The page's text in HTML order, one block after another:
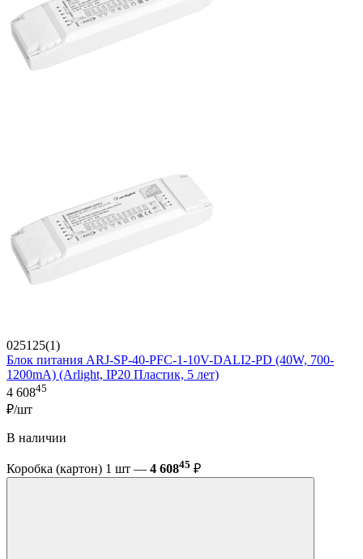
025125(1)
Блок питания ARJ-SP-40-PFC-1-10V-DALI2-PD (40W, 700-
1200mA) (Arlight, IP20 Пластик, 5 лет)
4 60845
₽/шт
В наличии
Коробка (картон) 1 шт — 4 60845 ₽